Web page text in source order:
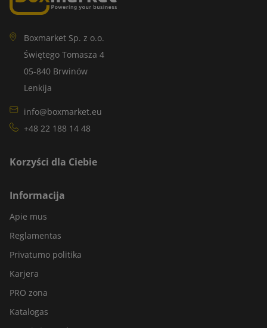
Boxmarket Sp. z o.o.
Świętego Tomasza 4
05-840 Brwinów
Lenkija
info@boxmarket.eu
+48 22 188 14 48
Korzyści dla Ciebie
Informacija
Apie mus
Reglamentas
Privatumo politika
Karjera
PRO zona
Katalogas